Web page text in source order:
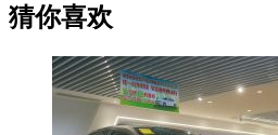
猜你喜欢